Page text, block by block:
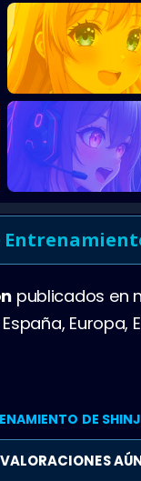
publicados en
Europa,
DE